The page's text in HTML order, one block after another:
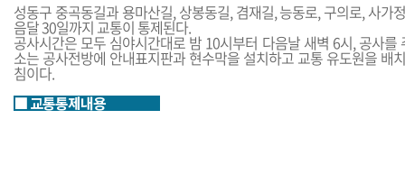
성동구 중곡동길과 용마산길, 상봉동길, 겸재길, 능동로, 구의로, 사가
음달 30일까지 교통이 통제된다.
공사시간은 모두 심야시간대로 밤 10시부터 다음날 새벽 6시, 공사를
소는 공사전방에 안내표지판과 현수막을 설치하고 교통 유도원을 배
침이다.
■ 교통통제내용